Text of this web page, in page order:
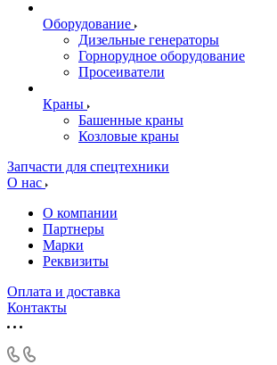
Оборудование
Дизельные генераторы
Горнорудное оборудование
Просеиватели
Краны
Башенные краны
Козловые краны
Запчасти для спецтехники
О нас
О компании
Партнеры
Марки
Реквизиты
Оплата и доставка
Контакты